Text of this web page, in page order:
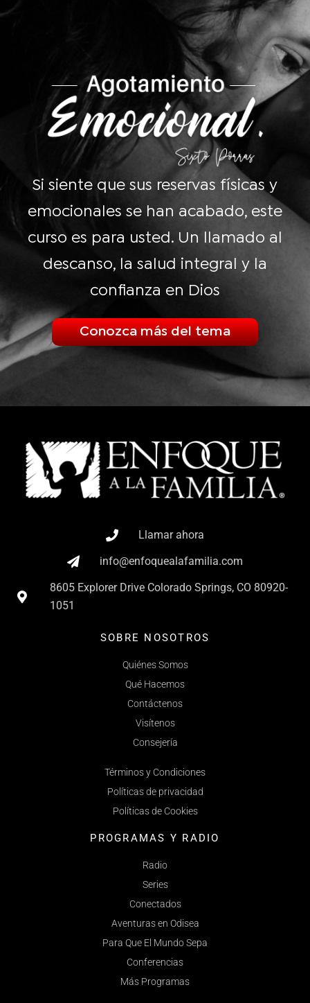
Si siente que sus reservas físicas y
emocionales se han acabado, este
curso es para usted. Un llamado al
descanso, la salud integral y la
confianza en Dios
Conozca más del tema
Llamar ahora
info@enfoquealafamilia.com
8605 Explorer Drive Colorado Springs, CO 80920-
1051
SOBRE NOSOTROS
Quiénes Somos
Qué Hacemos
Contáctenos
Visítenos
Consejería
Términos y Condiciones
Políticas de privacidad
Políticas de Cookies
PROGRAMAS Y RADIO
Radio
Series
Conectados
Aventuras en Odisea
Para Que El Mundo Sepa
Conferencias
Más Programas